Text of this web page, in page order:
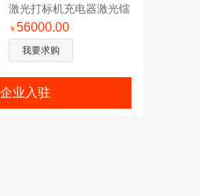
激光打标机充电器激光镭
雕机
￥56000.00
我要求购
企业入驻